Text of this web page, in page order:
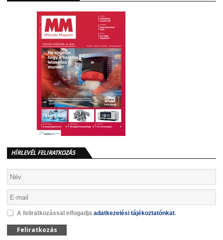
HÍRLEVÉL FELIRATKOZÁS
A feliratkozással elfogadja adatkezelési tájékoztatónkat.
Feliratkozás